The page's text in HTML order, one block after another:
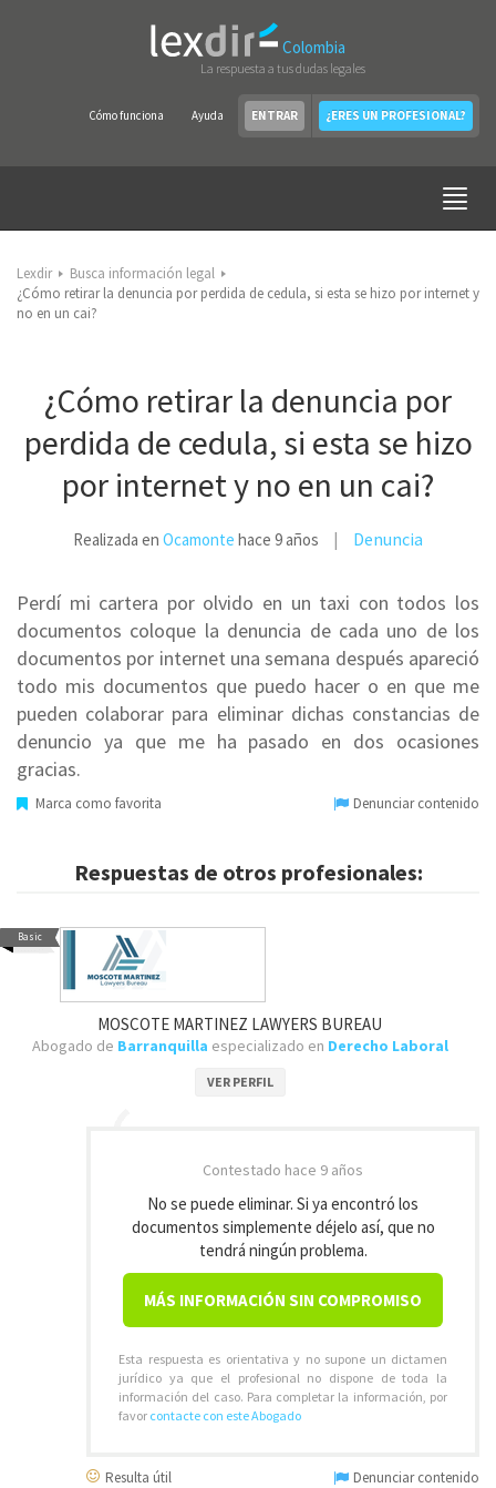
Colombia
La respuesta a tus dudas legales
Cómo funciona Ayuda ENTRAR ¿ERES UN PROFESIONAL?
Lexdir
Busca información legal
¿Cómo retirar la denuncia por perdida de cedula, si esta se hizo por internet y
no en un cai?
¿Cómo retirar la denuncia por
perdida de cedula, si esta se hizo
por internet y no en un cai?
Realizada en Ocamonte hace 9 años Denuncia
Perdí mi cartera por olvido en un taxi con todos los
documentos coloque la denuncia de cada uno de los
documentos por internet una semana después apareció
todo mis documentos que puedo hacer o en que me
pueden colaborar para eliminar dichas constancias de
denuncio ya que me ha pasado en dos ocasiones
gracias.
Marca como favorita Denunciar contenido
Respuestas de otros profesionales:
Basic
MOSCOTE MARTINEZ LAWYERS BUREAU
Abogado de Barranquilla especializado en Derecho Laboral
VER PERFIL
Contestado hace 9 años
No se puede eliminar. Si ya encontró los
documentos simplemente déjelo así, que no
tendrá ningún problema.
MÁS INFORMACIÓN SIN COMPROMISO
Esta respuesta es orientativa y no supone un dictamen
jurídico ya que el profesional no dispone de toda la
información del caso. Para completar la información, por
favor contacte con este Abogado
Resulta útil Denunciar contenido